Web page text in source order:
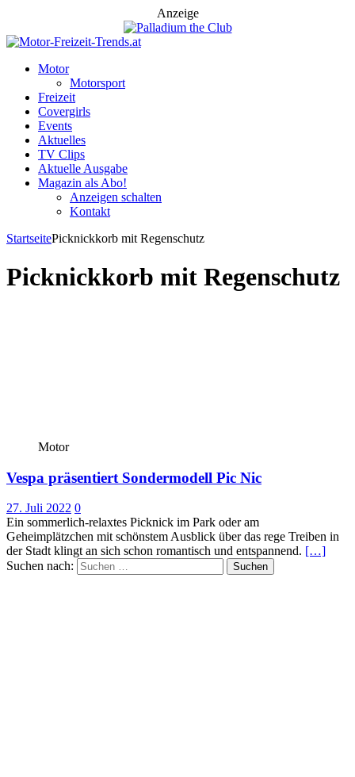
Anzeige
Motor
Motorsport
Freizeit
Covergirls
Events
Aktuelles
TV Clips
Aktuelle Ausgabe
Magazin als Abo!
Anzeigen schalten
Kontakt
StartseitePicknickkorb mit Regenschutz
Picknickkorb mit Regenschutz
Motor
Vespa präsentiert Sondermodell Pic Nic
27. Juli 2022 0
Ein sommerlich-relaxtes Picknick im Park oder am
Geheimplätzchen mit schönstem Ausblick über das rege Treiben in
der Stadt klingt an sich schon romantisch und entspannend. […]
Suchen nach: